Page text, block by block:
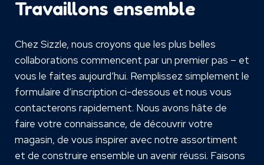
Travaillons ensemble
Chez Sizzle, nous croyons que les plus belles
collaborations commencent par un premier pas – et
vous le faites aujourd’hui. Remplissez simplement le
formulaire d’inscription ci-dessous et nous vous
contacterons rapidement. Nous avons hâte de
faire votre connaissance, de découvrir votre
magasin, de vous inspirer avec notre assortiment
et de construire ensemble un avenir réussi. Faisons